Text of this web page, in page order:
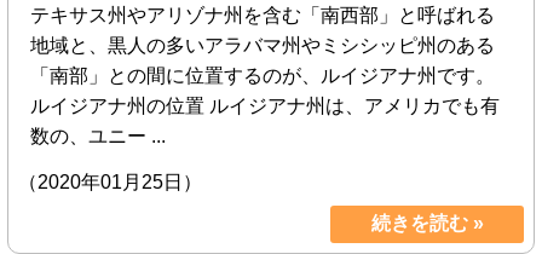
テキサス州やアリゾナ州を含む「南西部」と呼ばれる
地域と、黒人の多いアラバマ州やミシシッピ州のある
「南部」との間に位置するのが、ルイジアナ州です。
ルイジアナ州の位置 ルイジアナ州は、アメリカでも有
数の、ユニー ...
（2020年01月25日）
続きを読む »